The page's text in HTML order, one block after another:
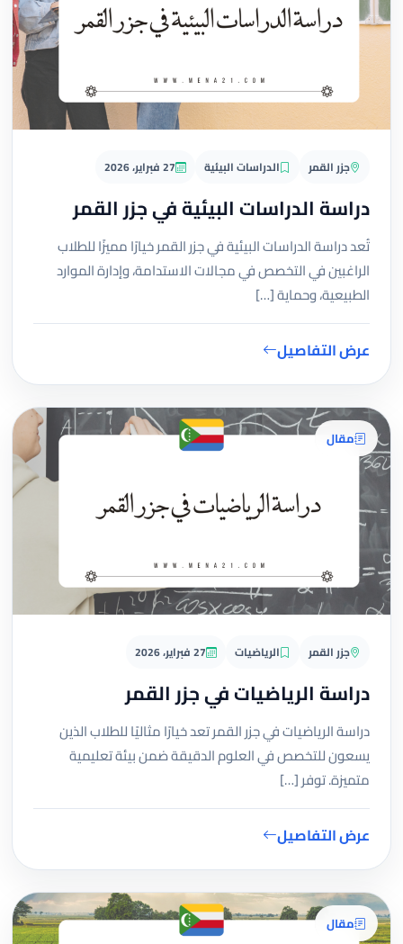
جزر القمر الدراسات البيئية 27 فبراير، 2026
دراسة الدراسات البيئية في جزر القمر
تُعد دراسة الدراسات البيئية في جزر القمر خيارًا مميزًا للطلاب
الراغبين في التخصص في مجالات الاستدامة، وإدارة الموارد
الطبيعية، وحماية […]
عرض التفاصيل
مقال
جزر القمر الرياضيات 27 فبراير، 2026
دراسة الرياضيات في جزر القمر
دراسة الرياضيات في جزر القمر تعد خيارًا مثاليًا للطلاب الذين
يسعون للتخصص في العلوم الدقيقة ضمن بيئة تعليمية
متميزة. توفر […]
عرض التفاصيل
مقال